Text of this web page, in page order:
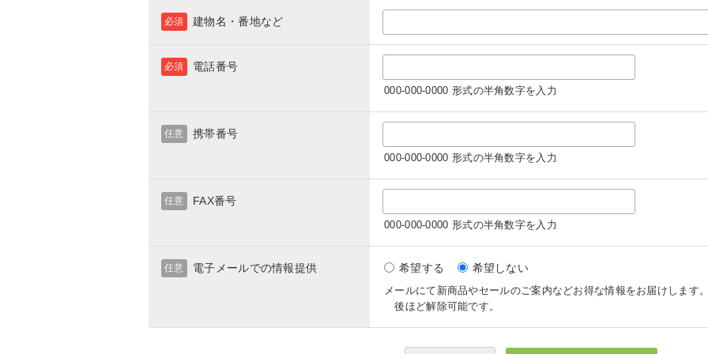
建物名・番地など
必須
電話番号
必須
000-000-0000 形式の半角数字を入力
携帯番号
任意
000-000-0000 形式の半角数字を入力
FAX番号
任意
000-000-0000 形式の半角数字を入力
電子メールでの情報提供
任意 希望する 希望しない
メールにて新商品やセールのご案内などお得な情報をお届けします
後ほど解除可能です。